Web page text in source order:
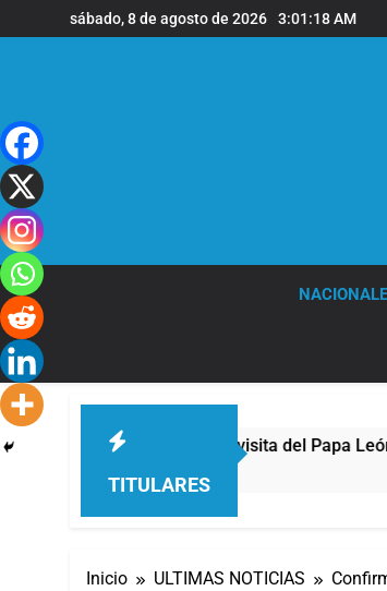
al
sábado, 8 de agosto de 2026 3:01:19 AM
TITULARES
Quilmes celebró la visita del Papa León XIV a
Inicio ULTIMAS NOTICIAS